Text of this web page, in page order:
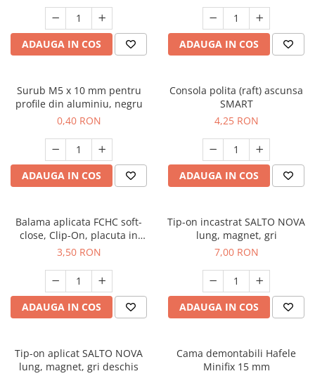
ADAUGA IN COS ADAUGA IN COS
Surub M5 x 10 mm pentru
profile din aluminiu, negru
0,40 RON
ADAUGA IN COS
Consola polita (raft) ascunsa
SMART
4,25 RON
ADAUGA IN COS
Balama aplicata FCHC soft-
close, Clip-On, placuta in
cruce inclusa
3,50 RON
ADAUGA IN COS
Tip-on incastrat SALTO NOVA
lung, magnet, gri
7,00 RON
ADAUGA IN COS
Tip-on aplicat SALTO NOVA
lung, magnet, gri deschis
Cama demontabili Hafele
Minifix 15 mm